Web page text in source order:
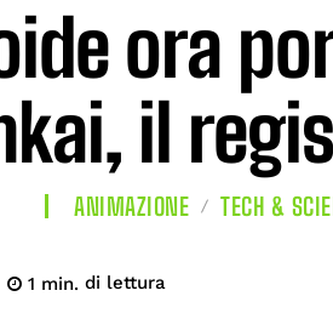
ora
il
ANIMAZIONE TECH &
1 min. di lettura